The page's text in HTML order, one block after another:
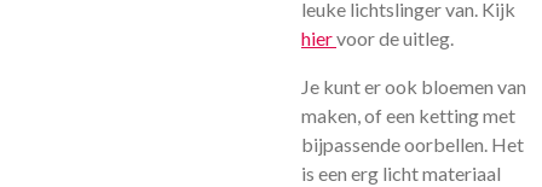
leuke lichtslinger van. Kijk
hiervoor de uitleg.
Je kunt er ook bloemen van
maken, of een ketting met
bijpassende oorbellen. Het
is een erg licht materiaal